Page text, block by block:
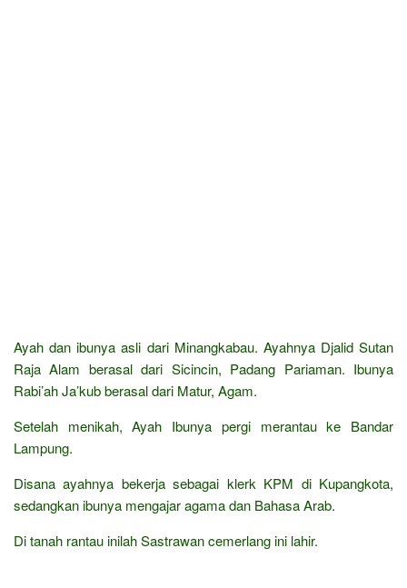
Ayah dan ibunya asli dari Minangkabau. Ayahnya Djalid Sutan
Raja Alam berasal dari Sicincin, Padang Pariaman. Ibunya
Rabi’ah Ja’kub berasal dari Matur, Agam.
Setelah menikah, Ayah Ibunya pergi merantau ke Bandar
Lampung.
Disana ayahnya bekerja sebagai klerk KPM di Kupangkota,
sedangkan ibunya mengajar agama dan Bahasa Arab.
Di tanah rantau inilah Sastrawan cemerlang ini lahir.